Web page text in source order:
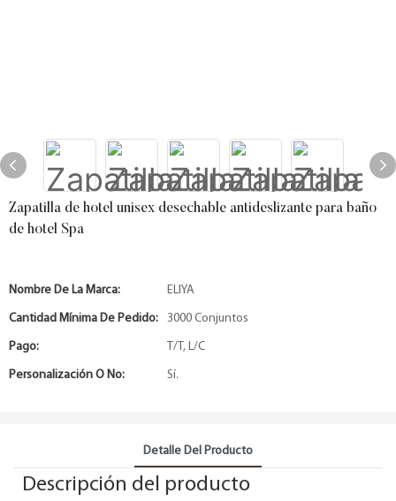
Zapatilla de hotel unisex desechable antideslizante para baño
de hotel Spa
Nombre De La Marca: ELIYA
Cantidad Mínima De Pedido: 3000 Conjuntos
Pago: T/T, L/C
Personalización O No: Sí.
Detalle Del Producto
Descripción del producto